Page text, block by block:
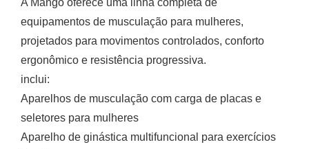
equipamentos de musculação para mulheres,
projetados para movimentos controlados, conforto
ergonômico e resistência progressiva.
inclui:
Aparelhos de musculação com carga de placas e
seletores para mulheres
Aparelho de ginástica multifuncional para exercícios